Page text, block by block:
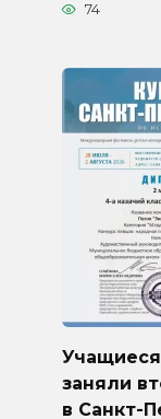
74
заняли
в Санкт-